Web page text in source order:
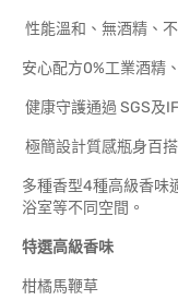
性能溫和、無酒精、
安心配方0%工業酒精
健康守護通過 SGS及
極簡設計質感瓶身百
多種香型4種高級香味
浴室等不同空間。
特選高級香味
柑橘馬鞭草